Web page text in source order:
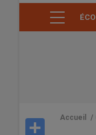
Accueil /